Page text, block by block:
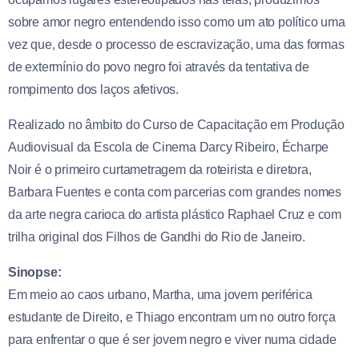
sobre amor negro entendendo isso como um ato político uma
vez que, desde o processo de escravização, uma das formas
de extermínio do povo negro foi através da tentativa de
rompimento dos laços afetivos.
Realizado no âmbito do Curso de Capacitação em Produção
Audiovisual da Escola de Cinema Darcy Ribeiro, Écharpe
Noir é o primeiro curtametragem da roteirista e diretora,
Barbara Fuentes e conta com parcerias com grandes nomes
da arte negra carioca do artista plástico Raphael Cruz e com
trilha original dos Filhos de Gandhi do Rio de Janeiro.
Sinopse:
Em meio ao caos urbano, Martha, uma jovem periférica
estudante de Direito, e Thiago encontram um no outro força
para enfrentar o que é ser jovem negro e viver numa cidade